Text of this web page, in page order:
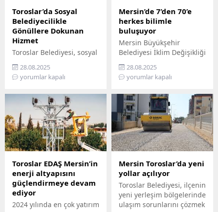
Toroslar’da Sosyal
Belediyecilikle
Gönüllere Dokunan
Hizmet
Toroslar Belediyesi, sosyal
belediyecilik anlayışıyla
vatandaşların gönüllerine
dokunmaya devam ediyor.
vatandaşlar, özel
gereksinimli bireyler ile
gazi ve şehit aileleri,
belediyenin şefkatli elini
her zaman yanlarında
hissediyor. Belediye Sosyal
Destek Hizmetleri
Müdürlüğü’ne bağlı Şehit
ve Gazi Şefliği ile Yaşlı ve
Engelli Şefliği, belli
periyotlarla ev ziyaretleri
gerçekleştiriyor....
28.08.2025
yorumlar kapalı
Mersin’de 7’den 70’e
herkes bilimle
buluşuyor
Mersin Büyükşehir
Belediyesi İklim Değişikliği
ve Sıfır Atık Dairesi
Başkanlığı, Mercan 100.
Yıl İklim ve Çevre Bilim
edemeyenler için bilimi
yurttaşın ayağına
götürüyor. ‘Gökyüzü
Hepimizin, Bilim Her
Yerde’ sloganıyla yola
çıkan Büyükşehir,
Mersin’in ilçelerini tek tek
gezerek 7’den 70’e herkesi
bilimle buluşturuyor.
Bilimi, hayatın her
alanında yaygınlaştırmayı
amaçlayan...
28.08.2025
yorumlar kapalı
Toroslar EDAŞ Mersin’in
enerji altyapısını
güçlendirmeye devam
ediyor
2024 yılında en çok yatırım
Mersin Toroslar’da yeni
yollar açılıyor
Toroslar Belediyesi, ilçenin
yeni yerleşim bölgelerinde
ulaşım sorunlarını çözmek